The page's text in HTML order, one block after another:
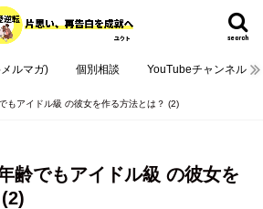
search
ルマガ) 個別相談 YouTubeチャンネル
もアイドル級 の彼女を作る方法とは？ (2)
齢でもアイドル級 の彼女を